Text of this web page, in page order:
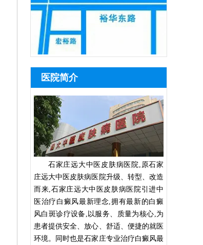
医院简介
石家庄远大中医皮肤病医院,原石家
庄远大中医皮肤病医院升级、转型、改造
而来,石家庄远大中医皮肤病医院引进中
医治疗白癜风最新理念,拥有最新的白癜
风白斑诊疗设备,以服务、质量为核心,为
患者提供安全、放心、舒适、便捷的就医
环境。同时也是石家庄专业治疗白癜风最